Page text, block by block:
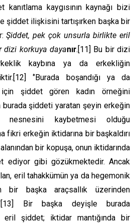
kaygısının kaynağı bizi
şiddet ilişkisini tartışırken başka bir
Şiddet, pek çok unsurla birlikte eril
dizi korkuya dayanır.[11] Bu bir dizi
kaybına ya da erkekliğin
[12]
‘’Burada boşandığı ya da
şiddet gören kadın örneğini
burada şiddeti yaratan şeyin erkeğin
nesnesini kaybetmesi olduğu
fikri erkeğin iktidarına bir başkaldırı
bir kopuşa, onun iktidarında
ediyor gibi gözükmektedir. Ancak
eril tahakkümün ya da hegemonik
bir başka araçsallık üzerinden
[13]
Bir başka deyişle burada
şiddet; iktidar mantığında bir